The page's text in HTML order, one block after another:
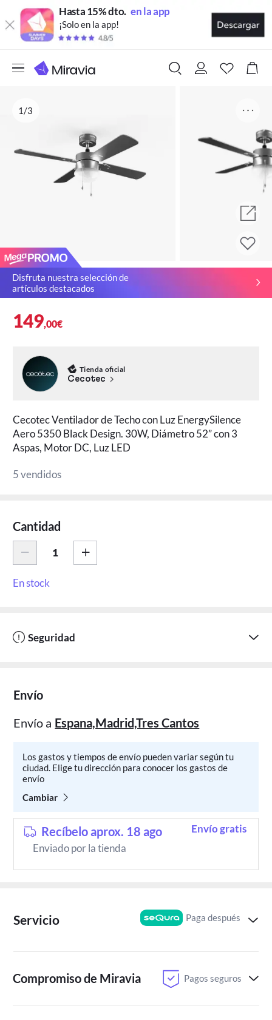
Hasta 15% dto. en la app
¡Solo en la app!
1/3
Disfruta nuestra selección de
artículos destacados
149,00€
Tienda oficial
Cecotec
Cecotec Ventilador de Techo con Luz EnergySilence
Aero 5350 Black Design. 30W, Diámetro 52” con 3
Aspas, Motor DC, Luz LED
5 vendidos
Cantidad
En stock
Seguridad
Envío
Envío a Espana,Madrid,Tres Cantos
Los gastos y tiempos de envío pueden variar según tu
ciudad. Elige tu dirección para conocer los gastos de
envío
Cambiar
Recíbelo aprox. 18 ago
Envío gratis
Enviado por la tienda
Servicio Paga después
Compromiso de Miravia Pagos seguros